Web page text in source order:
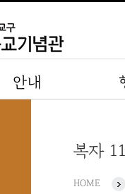
안내
복자
HOME